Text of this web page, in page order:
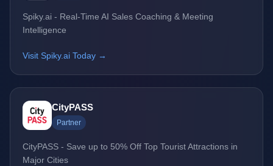
Spiky.ai - Real-Time AI Sales Coaching & Meeting
Intelligence
Visit Spiky.ai Today →
CityPASS
Partner
CityPASS - Save up to 50% Off Top Tourist Attractions in
Major Cities